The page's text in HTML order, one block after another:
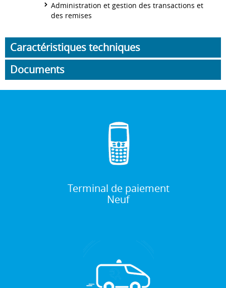
Administration et gestion des transactions et
des remises
Caractéristiques techniques
Documents
Terminal de paiement
Neuf